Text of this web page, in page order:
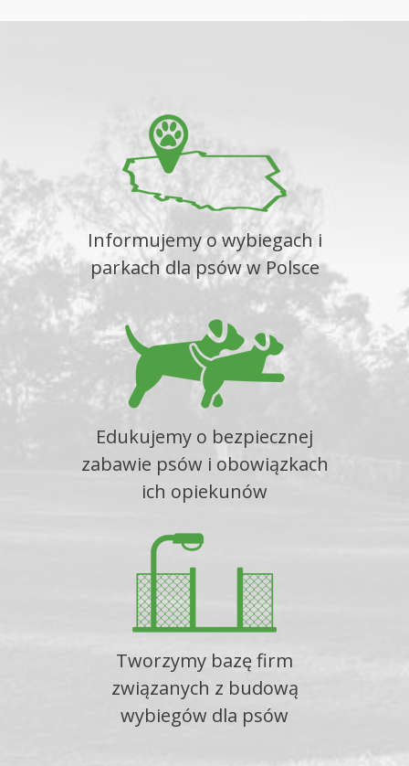
Informujemy o wybiegach i
parkach dla psów w Polsce
Edukujemy o bezpiecznej
zabawie psów i obowiązkach
ich opiekunów
Tworzymy bazę firm
związanych z budową
wybiegów dla psów